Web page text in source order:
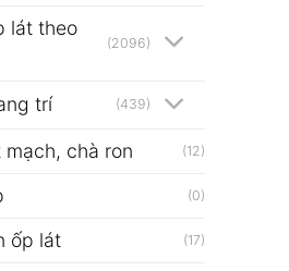
lát theo
(2096)
trí (439)
mạch, chà ron (12)
(0)
ốp lát (17)